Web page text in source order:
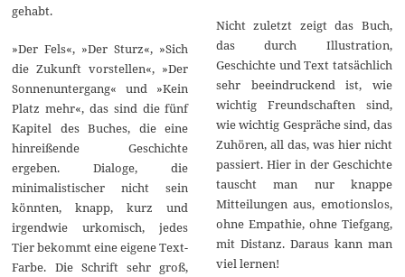
gehabt.
»Der Fels«, »Der Sturz«, »Sich
die Zukunft vorstellen«, »Der
Sonnenuntergang« und »Kein
Platz mehr«, das sind die fünf
Kapitel des Buches, die eine
hinreißende Geschichte
ergeben. Dialoge, die
minimalistischer nicht sein
könnten, knapp, kurz und
irgendwie urkomisch, jedes
Tier bekommt eine eigene Text-
Farbe. Die Schrift sehr groß,
Nicht zuletzt zeigt das Buch,
das durch Illustration,
Geschichte und Text tatsächlich
sehr beeindruckend ist, wie
wichtig Freundschaften sind,
wie wichtig Gespräche sind, das
Zuhören, all das, was hier nicht
passiert. Hier in der Geschichte
tauscht man nur knappe
Mitteilungen aus, emotionslos,
ohne Empathie, ohne Tiefgang,
mit Distanz. Daraus kann man
viel lernen!